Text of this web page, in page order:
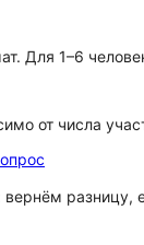
Для 1–6
от числа
вернём разницу,